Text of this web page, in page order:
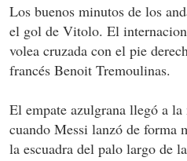
Los buenos minutos de los
el gol de Vitolo. El
volea cruzada con el pie
francés Benoit Tremoulinas.
El empate azulgrana llegó a
cuando Messi lanzó de forma
la escuadra del palo largo de